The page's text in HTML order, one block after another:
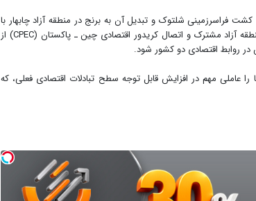
فراسرزمینی شلتوک و تبدیل آن به برنج در منطقه آزاد چابهار با
توجه به بحران آب در ایران، اعطای مولتی‌ویزا به تجار دو کشور، ایجاد منطقه آزاد مشترک و اتصال کریدور اقتصادی چین ـ پاکستان (CPEC) از
روابط اقتصادی دو کشور شود.
عاملی مهم در افزایش قابل توجه سطح تبادلات اقتصادی فعلی، که